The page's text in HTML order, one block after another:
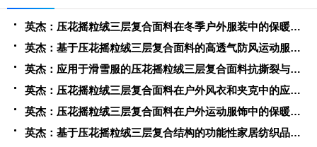
英杰：压花摇粒绒三层复合面料在冬季户外服装中的保暖性能优化研究
英杰：基于压花摇粒绒三层复合面料的高透气防风运动服饰开发
英杰：应用于滑雪服的压花摇粒绒三层复合面料抗撕裂与耐磨性提升技术
英杰：压花摇粒绒三层复合面料在户外风衣和夹克中的应用与性能
英杰：压花摇粒绒三层复合面料在户外运动服饰中的保暖与透气性能研究
英杰：基于压花摇粒绒三层复合结构的功能性家居纺织品开发与应用